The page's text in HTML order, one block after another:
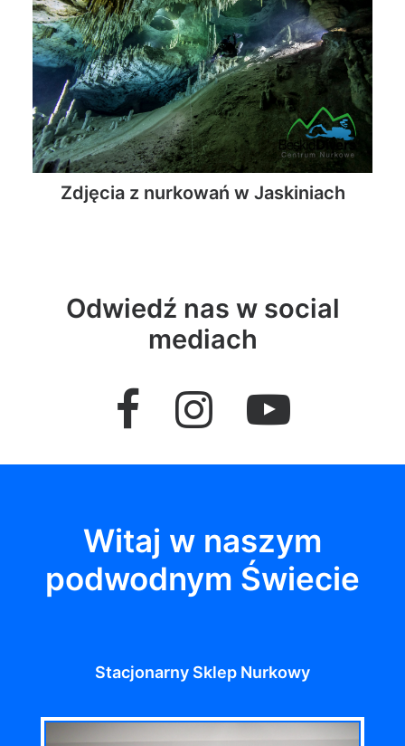
Zdjęcia z nurkowań w Jaskiniach
Odwiedź nas w social
mediach
Witaj w naszym
podwodnym Świecie
Stacjonarny Sklep Nurkowy